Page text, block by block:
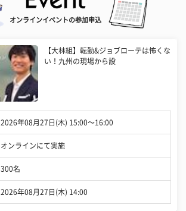
オンラインイベントの参加申込
【大林組】転勤&ジョブローテは怖くな
い！九州の現場から設
2026年08月27日(木) 15:00〜16:00
オンラインにて実施
300名
2026年08月27日(木) 14:00